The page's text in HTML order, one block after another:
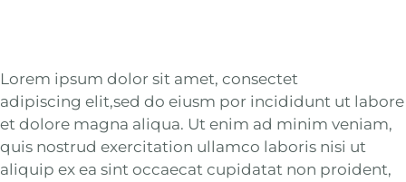
Lorem ipsum dolor sit amet, consectet
adipiscing elit,sed do eiusm por incididunt ut labore
et dolore magna aliqua. Ut enim ad minim veniam,
quis nostrud exercitation ullamco laboris nisi ut
aliquip ex ea sint occaecat cupidatat non proident,